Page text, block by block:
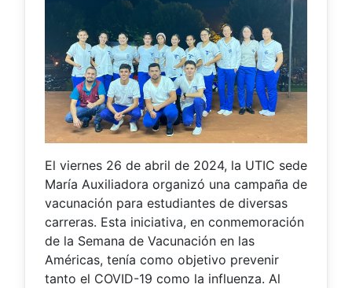
El viernes 26 de abril de 2024, la UTIC sede
María Auxiliadora organizó una campaña de
vacunación para estudiantes de diversas
carreras. Esta iniciativa, en conmemoración
de la Semana de Vacunación en las
Américas, tenía como objetivo prevenir
tanto el COVID-19 como la influenza. Al